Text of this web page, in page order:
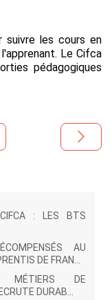
: LES BTS
AU
DE FRAN...
MÉTIERS DE
DURAB...
les cours en
Le Cifca
pédagogiques